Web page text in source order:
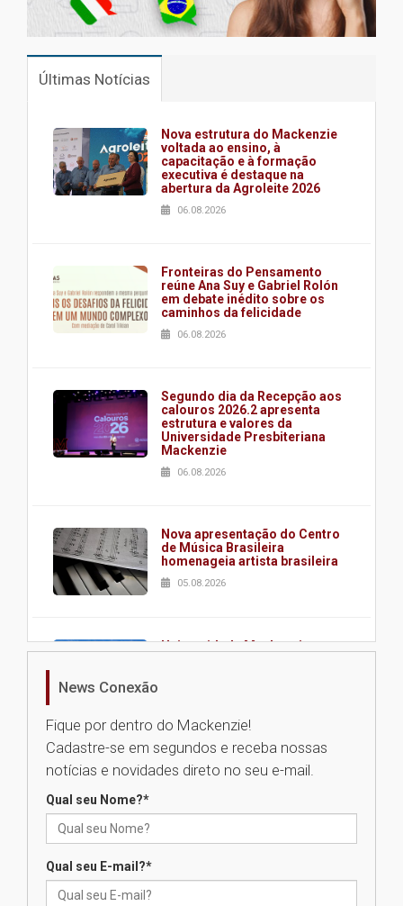
Últimas Notícias
Nova estrutura do Mackenzie
voltada ao ensino, à
capacitação e à formação
executiva é destaque na
abertura da Agroleite 2026
06.08.2026
Fronteiras do Pensamento
reúne Ana Suy e Gabriel Rolón
em debate inédito sobre os
caminhos da felicidade
06.08.2026
Segundo dia da Recepção aos
calouros 2026.2 apresenta
estrutura e valores da
Universidade Presbiteriana
Mackenzie
06.08.2026
Nova apresentação do Centro
de Música Brasileira
homenageia artista brasileira
05.08.2026
Universidade Mackenzie
Seminário discute desafios
das novas tecnologias em
calouros do segundo semestre
News Conexão
Fique por dentro do Mackenzie!
Cadastre-se em segundos e receba nossas
notícias e novidades direto no seu e-mail.
Qual seu Nome?*
Qual seu E-mail?*